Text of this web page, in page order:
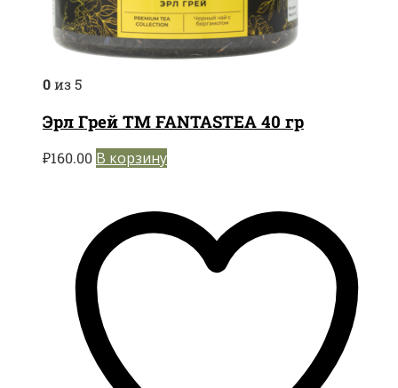
0из 5
Эрл Грей TM FANTASTEA 40 гр
₽160.00 В корзину